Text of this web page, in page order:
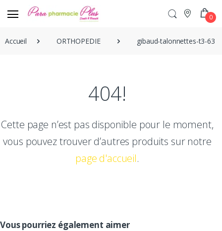
0
Accueil ORTHOPEDIE gibaud-talonnettes-t3-
404!
Cette page n’est pas disponible pour le moment,
vous pouvez trouver d’autres produits sur notre
page d'accueil.
Vous pourriez également aimer